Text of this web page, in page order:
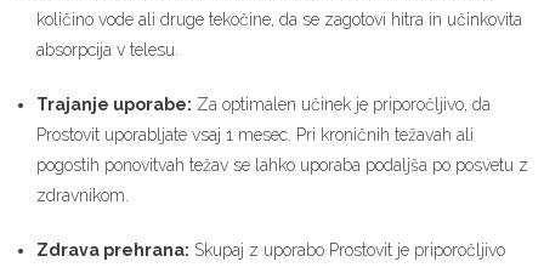
količino vode ali druge tekočine, da se zagotovi hitra in učinkovita
absorpcija v telesu.
Trajanje uporabe: Za optimalen učinek je priporočljivo, da
Prostovit uporabljate vsaj 1 mesec. Pri kroničnih težavah ali
pogostih ponovitvah težav se lahko uporaba podaljša po posvetu z
zdravnikom.
Zdrava prehrana: Skupaj z uporabo Prostovit je priporočljivo